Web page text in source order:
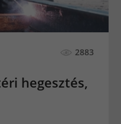
2883
hegesztés,